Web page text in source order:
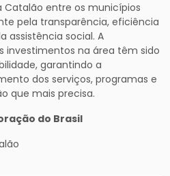
Catalão entre os municípios
pela transparência, eficiência
assistência social. A
investimentos na área têm sido
garantindo a
dos serviços, programas e
que mais precisa.
do Brasil